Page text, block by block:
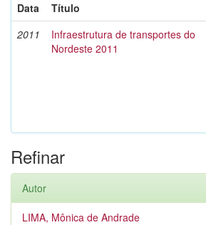
Data
Título
2011
Infraestrutura de transportes do
Nordeste 2011
Refinar
Autor
LIMA, Mônica de Andrade